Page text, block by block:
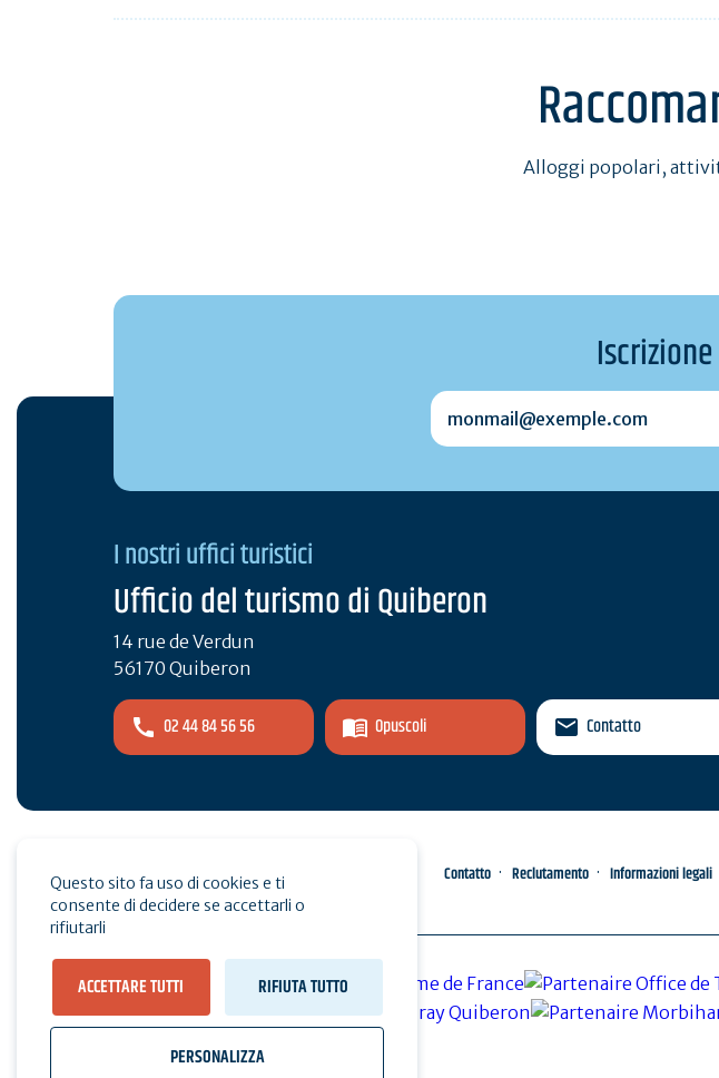
Alloggi popolari,
monmail@exemple.com
I nostri uffici turistici
Ufficio del turismo di Quiberon
14 rue de Verdun
56170 Quiberon
02 44 84 56 56 Opuscoli Contatto
Spazio pro Stampa Contatto Reclutamento Informazioni legali
Questo sito fa uso di cookies e ti
consente di decidere se accettarli o
rifiutarli
ACCETTARE TUTTI RIFIUTA TUTTO
PERSONALIZZA